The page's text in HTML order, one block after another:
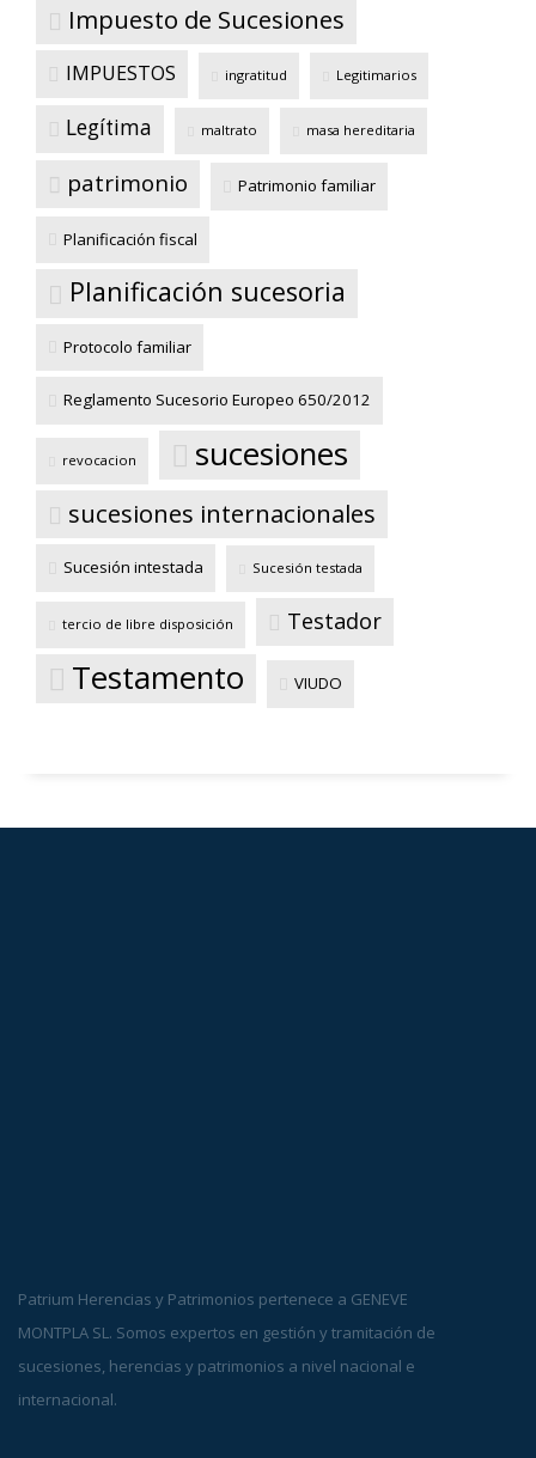
Impuesto de Sucesiones
IMPUESTOS ingratitud Legitimarios
Legítima maltrato masa hereditaria
patrimonio Patrimonio familiar
Planificación fiscal
Planificación sucesoria
Protocolo familiar
Reglamento Sucesorio Europeo 650/2012
revocacion sucesiones
sucesiones internacionales
Sucesión intestada Sucesión testada
tercio de libre disposición Testador
Testamento VIUDO
Patrium Herencias y Patrimonios pertenece a GENEVE
MONTPLA SL. Somos expertos en gestión y tramitación de
sucesiones, herencias y patrimonios a nivel nacional e
internacional.